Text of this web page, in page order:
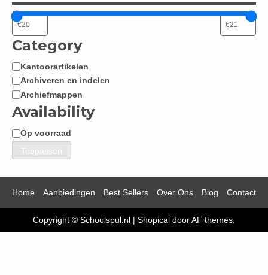
Category
Categorie
Kantoorartikelen
Archiveren en indelen
Archiefmappen
Availability
Beschikbaarheid
Op voorraad
Toepassen
Home Aanbiedingen Best Sellers Over Ons Blog Contact
Copyright © Schoolspul.nl | Shopical door AF themes.